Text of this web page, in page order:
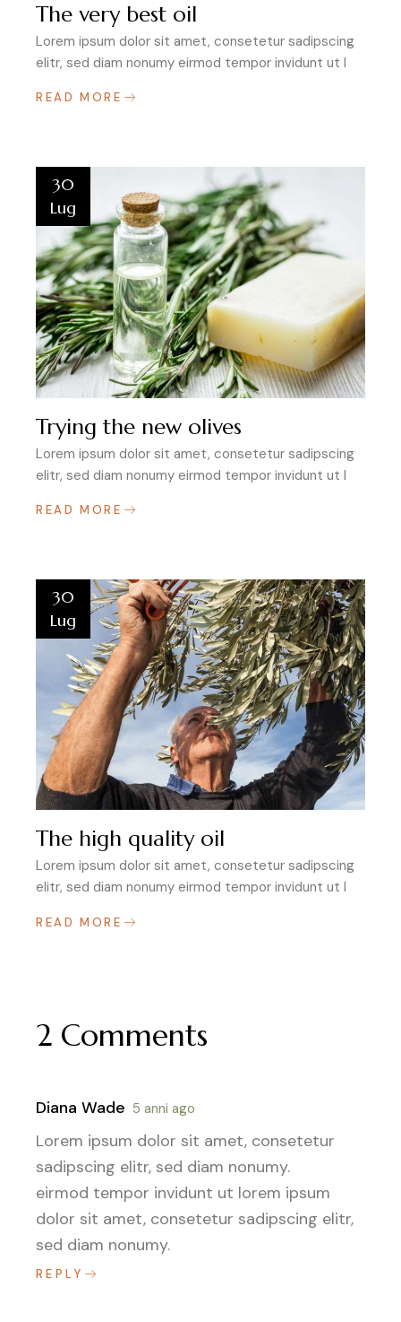
The very best oil
Lorem ipsum dolor sit amet, consetetur sadipscing
elitr, sed diam nonumy eirmod tempor invidunt ut l
READ MORE
30
Lug
Trying the new olives
Lorem ipsum dolor sit amet, consetetur sadipscing
elitr, sed diam nonumy eirmod tempor invidunt ut l
READ MORE
30
Lug
The high quality oil
Lorem ipsum dolor sit amet, consetetur sadipscing
elitr, sed diam nonumy eirmod tempor invidunt ut l
READ MORE
2 Comments
Diana Wade 5 anni ago
Lorem ipsum dolor sit amet, consetetur
sadipscing elitr, sed diam nonumy.
eirmod tempor invidunt ut lorem ipsum
dolor sit amet, consetetur sadipscing elitr,
sed diam nonumy.
REPLY